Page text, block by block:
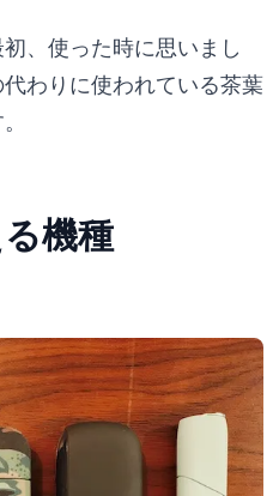
、使った時に思いまし
わりに使われている茶葉
機種